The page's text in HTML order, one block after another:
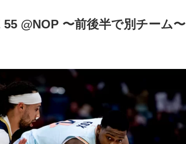
@NOP 〜前後半で別チーム〜